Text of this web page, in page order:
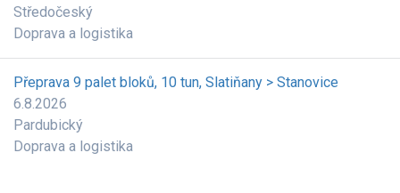
Středočeský
Doprava a logistika
Přeprava 9 palet bloků, 10 tun, Slatiňany > Stanovice
6.8.2026
Pardubický
Doprava a logistika